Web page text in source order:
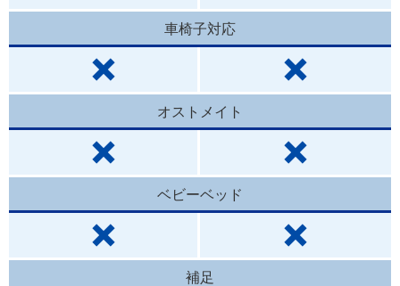
車椅子対応
オストメイト
ベビーベッド
補足